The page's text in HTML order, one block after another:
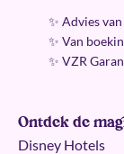
✨ Advies
✨ Van
✨ VZR
Ontdek de
Disney Hotels